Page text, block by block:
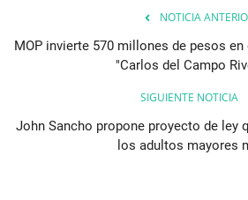
NOTICIA
MOP invierte 570 millones de pesos
"Carlos del Campo
SIGUIENTE NOTICIA
John Sancho propone proyecto de ley
los adultos mayores